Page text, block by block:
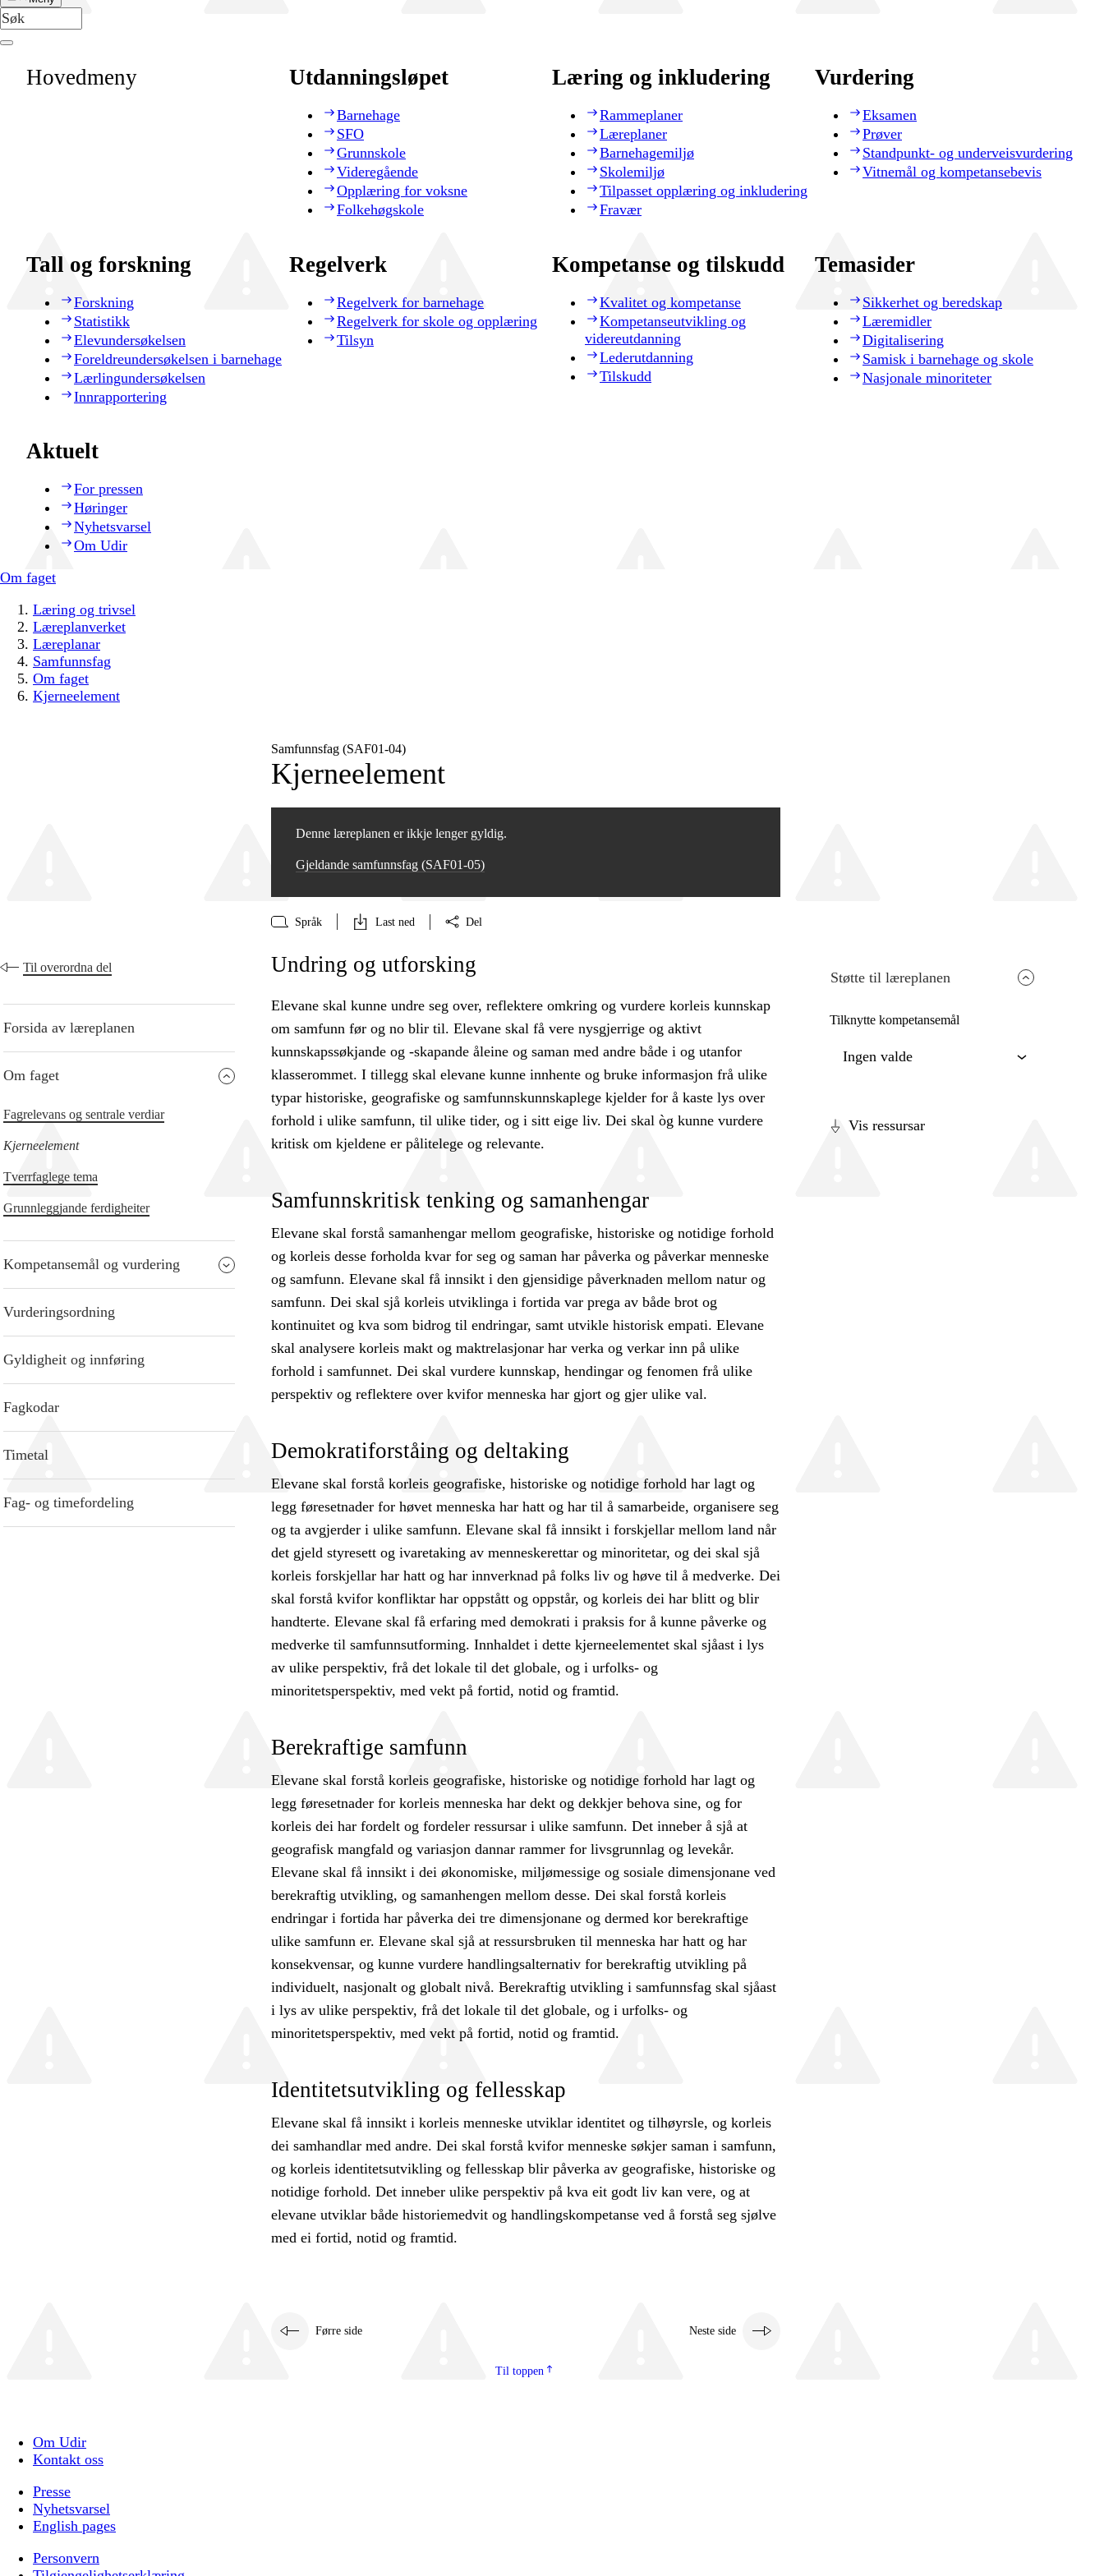
Hovedmeny Utdanningsløpet
Barnehage
SFO
Grunnskole
Videregående
Opplæring for voksne
Folkehøgskole
Læring og inkludering
Rammeplaner
Læreplaner
Barnehagemiljø
Skolemiljø
Tilpasset opplæring og inkludering
Fravær
Vurdering
Eksamen
Prøver
Standpunkt- og underveisvurdering
Vitnemål og kompetansebevis
Tall og forskning
Forskning
Statistikk
Elevundersøkelsen
Foreldreundersøkelsen i barnehage
Lærlingundersøkelsen
Innrapportering
Regelverk
Regelverk for barnehage
Regelverk for skole og opplæring
Tilsyn
Kompetanse og tilskudd
Kvalitet og kompetanse
Kompetanseutvikling og
videreutdanning
Lederutdanning
Tilskudd
Temasider
Sikkerhet og beredskap
Læremidler
Digitalisering
Samisk i barnehage og skole
Nasjonale minoriteter
Aktuelt
For pressen
Høringer
Nyhetsvarsel
Om Udir
Om faget
Læring og trivsel
Læreplanverket
Læreplanar
Samfunnsfag
Om faget
Kjerneelement
Samfunnsfag (SAF01‑04)
Kjerneelement
Denne læreplanen er ikkje lenger gyldig.
Gjeldande samfunnsfag (SAF01‑05)
Språk Last ned Del
Til overordna del
Forsida av læreplanen
Om faget
Fagrelevans og sentrale verdiar
Kjerneelement
Tverrfaglege tema
Grunnleggjande ferdigheiter
Kompetansemål og vurdering
Vurderingsordning
Gyldigheit og innføring
Fagkodar
Timetal
Fag- og timefordeling
Støtte til læreplanen
Tilknytte kompetansemål
Ingen valde
Vis ressursar
Undring og utforsking
Elevane skal kunne undre seg over, reflektere omkring og vurdere korleis kunnskap
om samfunn før og no blir til. Elevane skal få vere nysgjerrige og aktivt
kunnskapssøkjande og -skapande åleine og saman med andre både i og utanfor
klasserommet. I tillegg skal elevane kunne innhente og bruke informasjon frå ulike
typar historiske, geografiske og samfunnskunnskaplege kjelder for å kaste lys over
forhold i ulike samfunn, til ulike tider, og i sitt eige liv. Dei skal òg kunne vurdere
kritisk om kjeldene er pålitelege og relevante.
Samfunnskritisk tenking og samanhengar
Elevane skal forstå samanhengar mellom geografiske, historiske og notidige forhold
og korleis desse forholda kvar for seg og saman har påverka og påverkar menneske
og samfunn. Elevane skal få innsikt i den gjensidige påverknaden mellom natur og
samfunn. Dei skal sjå korleis utviklinga i fortida var prega av både brot og
kontinuitet og kva som bidrog til endringar, samt utvikle historisk empati. Elevane
skal analysere korleis makt og maktrelasjonar har verka og verkar inn på ulike
forhold i samfunnet. Dei skal vurdere kunnskap, hendingar og fenomen frå ulike
perspektiv og reflektere over kvifor menneska har gjort og gjer ulike val.
Demokratiforståing og deltaking
Elevane skal forstå korleis geografiske, historiske og notidige forhold har lagt og
legg føresetnader for høvet menneska har hatt og har til å samarbeide, organisere seg
og ta avgjerder i ulike samfunn. Elevane skal få innsikt i forskjellar mellom land når
det gjeld styresett og ivaretaking av menneskerettar og minoritetar, og dei skal sjå
korleis forskjellar har hatt og har innverknad på folks liv og høve til å medverke. Dei
skal forstå kvifor konfliktar har oppstått og oppstår, og korleis dei har blitt og blir
handterte. Elevane skal få erfaring med demokrati i praksis for å kunne påverke og
medverke til samfunnsutforming. Innhaldet i dette kjerneelementet skal sjåast i lys
av ulike perspektiv, frå det lokale til det globale, og i urfolks- og
minoritetsperspektiv, med vekt på fortid, notid og framtid.
Berekraftige samfunn
Elevane skal forstå korleis geografiske, historiske og notidige forhold har lagt og
legg føresetnader for korleis menneska har dekt og dekkjer behova sine, og for
korleis dei har fordelt og fordeler ressursar i ulike samfunn. Det inneber å sjå at
geografisk mangfald og variasjon dannar rammer for livsgrunnlag og levekår.
Elevane skal få innsikt i dei økonomiske, miljømessige og sosiale dimensjonane ved
berekraftig utvikling, og samanhengen mellom desse. Dei skal forstå korleis
endringar i fortida har påverka dei tre dimensjonane og dermed kor berekraftige
ulike samfunn er. Elevane skal sjå at ressursbruken til menneska har hatt og har
konsekvensar, og kunne vurdere handlingsalternativ for berekraftig utvikling på
individuelt, nasjonalt og globalt nivå. Berekraftig utvikling i samfunnsfag skal sjåast
i lys av ulike perspektiv, frå det lokale til det globale, og i urfolks- og
minoritetsperspektiv, med vekt på fortid, notid og framtid.
Identitetsutvikling og fellesskap
Elevane skal få innsikt i korleis menneske utviklar identitet og tilhøyrsle, og korleis
dei samhandlar med andre. Dei skal forstå kvifor menneske søkjer saman i samfunn,
og korleis identitetsutvikling og fellesskap blir påverka av geografiske, historiske og
notidige forhold. Det inneber ulike perspektiv på kva eit godt liv kan vere, og at
elevane utviklar både historiemedvit og handlingskompetanse ved å forstå seg sjølve
med ei fortid, notid og framtid.
Førre side Neste side
Til toppen
Om Udir
Kontakt oss
Presse
Nyhetsvarsel
English pages
Personvern